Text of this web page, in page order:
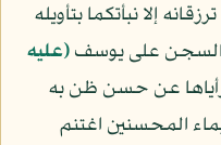
إلا نبأتكما بتأويله
السجن على يوسف(عليه
رأياها عن حسن ظن به
المحسنين اغتنم